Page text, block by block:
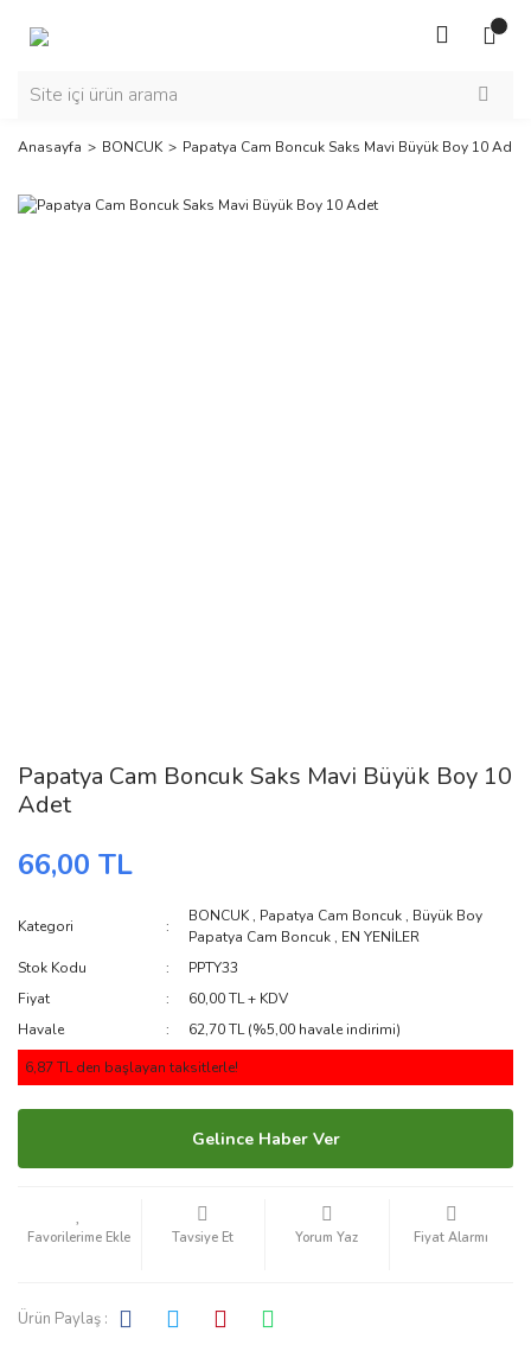
Anasayfa BONCUK Papatya Cam Boncuk Saks Mavi Büyük Boy 10 Adet
Papatya Cam Boncuk Saks Mavi Büyük Boy 10
Adet
66,00 TL
Kategori
BONCUK , Papatya Cam Boncuk , Büyük Boy
Papatya Cam Boncuk , EN YENİLER
Stok Kodu
PPTY33
Fiyat
60,00 TL + KDV
Havale
62,70 TL (%5,00 havale indirimi)
6,87 TL den başlayan taksitlerle!
Gelince Haber Ver
Tavsiye Et Yorum Yaz Fiyat Alarmı
Ürün Paylaş :